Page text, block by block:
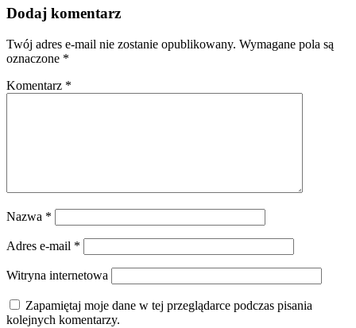
Dodaj komentarz
Twój adres e-mail nie zostanie opublikowany. Wymagane pola są
oznaczone *
Komentarz *
Nazwa *
Adres e-mail *
Witryna internetowa
Zapamiętaj moje dane w tej przeglądarce podczas pisania
kolejnych komentarzy.